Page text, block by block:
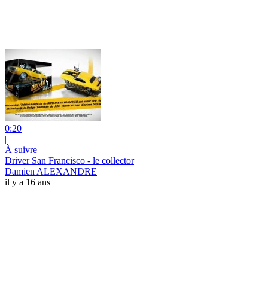
0:20
|
À suivre
Driver San Francisco - le collector
Damien ALEXANDRE
il y a 16 ans